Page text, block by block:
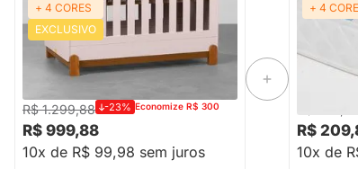
+ 4 CORES
EXCLUSIVO
PRONTA ENTREGA
Berço Mini Cama Lotus - Rosa Fosco
R$ 1.299,88 -23% Economize R$ 300
R$ 999,88
10x de R$ 99,98 sem juros
+ 4
Colchão
R$
10x de